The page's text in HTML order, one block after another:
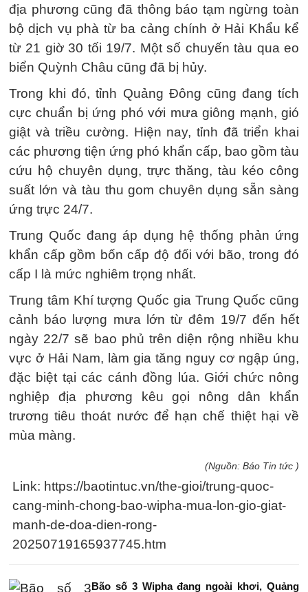
địa phương cũng đã thông báo tạm ngừng toàn
bộ dịch vụ phà từ ba cảng chính ở Hải Khẩu kể
từ 21 giờ 30 tối 19/7. Một số chuyến tàu qua eo
biển Quỳnh Châu cũng đã bị hủy.
Trong khi đó, tỉnh Quảng Đông cũng đang tích
cực chuẩn bị ứng phó với mưa giông mạnh, gió
giật và triều cường. Hiện nay, tỉnh đã triển khai
các phương tiện ứng phó khẩn cấp, bao gồm tàu
cứu hộ chuyên dụng, trực thăng, tàu kéo công
suất lớn và tàu thu gom chuyên dụng sẵn sàng
ứng trực 24/7.
Trung Quốc đang áp dụng hệ thống phản ứng
khẩn cấp gồm bốn cấp độ đối với bão, trong đó
cấp I là mức nghiêm trọng nhất.
Trung tâm Khí tượng Quốc gia Trung Quốc cũng
cảnh báo lượng mưa lớn từ đêm 19/7 đến hết
ngày 22/7 sẽ bao phủ trên diện rộng nhiều khu
vực ở Hải Nam, làm gia tăng nguy cơ ngập úng,
đặc biệt tại các cánh đồng lúa. Giới chức nông
nghiệp địa phương kêu gọi nông dân khẩn
trương tiêu thoát nước để hạn chế thiệt hại về
mùa màng.
(Nguồn: Báo Tin tức )
Link: https://baotintuc.vn/the-gioi/trung-quoc-
cang-minh-chong-bao-wipha-mua-lon-gio-giat-
manh-de-doa-dien-rong-
20250719165937745.htm
Bão số 3 Wipha đang ngoài khơi, Quảng